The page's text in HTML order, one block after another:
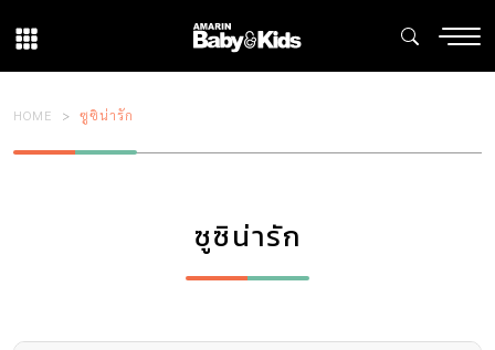
HOME ซูซิน่ารัก
ซูซิน่ารัก